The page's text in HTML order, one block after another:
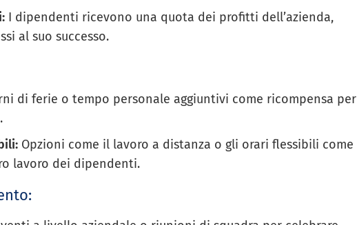
I dipendenti ricevono una quota dei profitti dell’azienda,
al suo successo.
di ferie o tempo personale aggiuntivi come ricompensa per
Opzioni come il lavoro a distanza o gli orari flessibili come
lavoro dei dipendenti.